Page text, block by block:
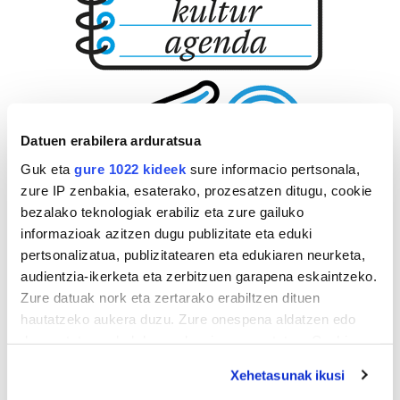
Datuen erabilera arduratsua
Guk eta gure 1022 kideek sure informacio pertsonala,
zure IP zenbakia, esaterako, prozesatzen ditugu, cookie
bezalako teknologiak erabiliz eta zure gailuko
informazioak azitzen dugu publizitate eta eduki
pertsonalizatua, publizitatearen eta edukiaren neurketa,
audientzia-ikerketa eta zerbitzuen garapena eskaintzeko.
Zure datuak nork eta zertarako erabiltzen dituen
hautatzeko aukera duzu. Zure onespena aldatzen edo
Xehetasunak ikusi